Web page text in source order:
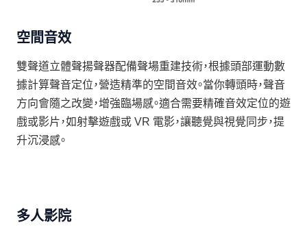
空間音效
雙聲道立體聲揚聲器配備聲場重建技術，根據頭部運動數
據計算聲音定位，營造精準的空間音效。當你轉頭時，聲音
方向會隨之改變，增強臨場感。適合需要精確音效定位的遊
戲或影片，如射擊遊戲或 VR 電影，讓聽覺與視覺同步，提
升沉浸感。
多人影院